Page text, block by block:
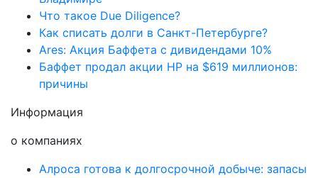
Что такое Due Diligence?
Как списать долги в Санкт-Петербурге?
Ares: Акция Баффета с дивидендами 10%
Баффет продал акции HP на $619 миллионов:
причины
Информация
о компаниях
Алроса готова к долгосрочной добыче: запасы